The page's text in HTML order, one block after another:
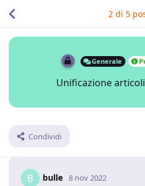
Generale
Unificazione
Condividi
2di 5
B bulle 8 nov 2022